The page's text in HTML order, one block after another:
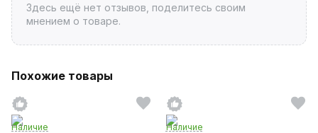
Здесь ещё нет отзывов, поделитесь своим
мнением о товаре.
Похожие товары
Наличие
Наличие